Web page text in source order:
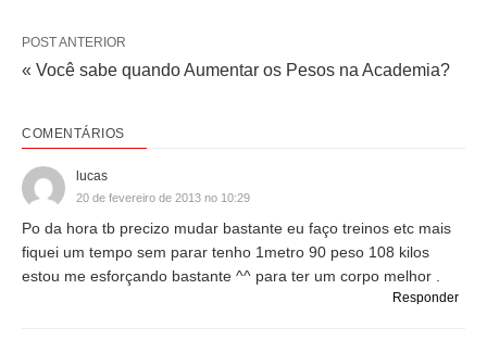
POST ANTERIOR
« Você sabe quando Aumentar os Pesos na Academia?
COMENTÁRIOS
lucas
20 de fevereiro de 2013 no 10:29
Po da hora tb precizo mudar bastante eu faço treinos etc mais
fiquei um tempo sem parar tenho 1metro 90 peso 108 kilos
estou me esforçando bastante ^^ para ter um corpo melhor .
Responder